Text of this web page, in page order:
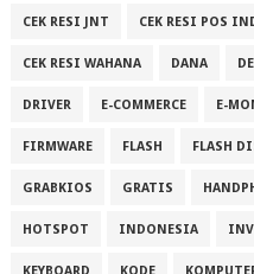
CEK RESI JNT CEK RESI POS
CEK RESI WAHANA DANA
DRIVER E-COMMERCE E-
FIRMWARE FLASH FLASH
GRABKIOS GRATIS
HOTSPOT INDONESIA